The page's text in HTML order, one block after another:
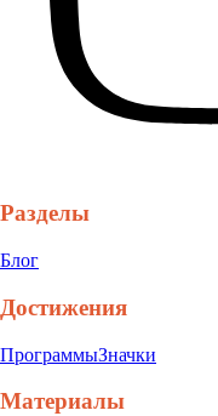
Разделы
Блог
Достижения
ПрограммыЗначки
Материалы